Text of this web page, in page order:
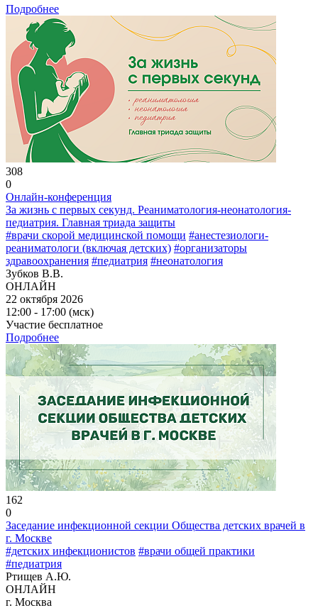
Подробнее
308
0
Онлайн-конференция
За жизнь с первых секунд. Реаниматология-неонатология-
педиатрия. Главная триада защиты
#врачи скорой медицинской помощи #анестезиологи-
реаниматологи (включая детских) #организаторы
здравоохранения #педиатрия #неонатология
Зубков В.В.
ОНЛАЙН
22 октября 2026
12:00 - 17:00 (мск)
Участие бесплатное
Подробнее
162
0
Заседание инфекционной секции Общества детских врачей в
г. Москве
#детских инфекционистов #врачи общей практики
#педиатрия
Ртищев А.Ю.
ОНЛАЙН
г. Москва